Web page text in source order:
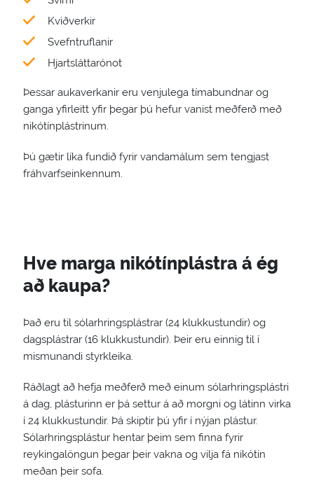
Kviðverkir
Svefntruflanir
Hjartsláttarónot
Þessar aukaverkanir eru venjulega tímabundnar og
ganga yfirleitt yfir þegar þú hefur vanist meðferð með
nikótínplástrinum.
Þú gætir líka fundið fyrir vandamálum sem tengjast
fráhvarfseinkennum.
Hve marga nikótínplástra á ég
að kaupa?
Það eru til sólarhringsplástrar (24 klukkustundir) og
dagsplástrar (16 klukkustundir). Þeir eru einnig til í
mismunandi styrkleika.
Ráðlagt að hefja meðferð með einum sólarhringsplástri
á dag, plásturinn er þá settur á að morgni og látinn virka
í 24 klukkustundir. Þá skiptir þú yfir í nýjan plástur.
Sólarhringsplástur hentar þeim sem finna fyrir
reykingalöngun þegar þeir vakna og vilja fá nikótín
meðan þeir sofa.